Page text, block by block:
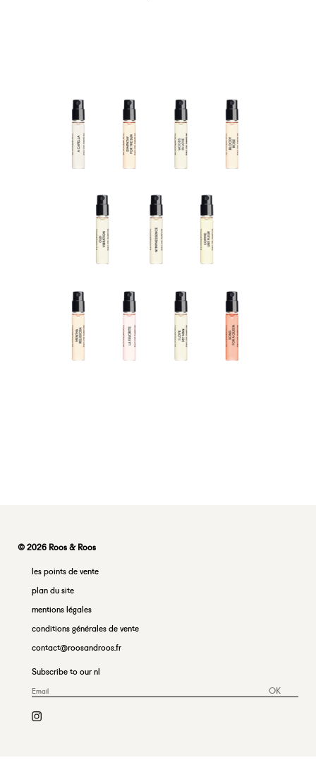
© 2026 Roos & Roos
les points de vente
plan du site
mentions légales
conditions générales de vente
contact@roosandroos.fr
Subscribe to our nl
OK